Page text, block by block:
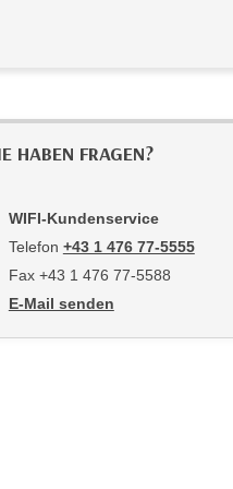
HABEN FRAGEN?
WIFI-Kundenservice
Telefon +43 1 476 77-5555
Fax +43 1 476 77-5588
E-Mail senden